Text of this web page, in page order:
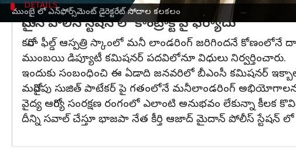
ముంబై లో ఎన్‌ఫోర్స్‌మెంట్ డైరెక్టరేట్ సోదాల కలకలం
DETAILS
మైదాన్ పోలీస్ స్టేషన్ లో కాంట్రాక్ట్ పై ఫిర్యాదు
కరోనా ఫీల్డ్ ఆస్పత్రి స్కాంలో మనీ లాండరింగ్ జరిగిందనే
ముంబయి డిప్యూటీ కమిషనర్ పదవిలోనూ విధులు నిర్వర్తించారు.
ఇందుకు సంబంధించి ఈ ఏడాది జనవరిలో బీఎంసీ కమిషనర్
మరోవైపు సుజిత్ పాటేకర్ పై గతంలోనే మనీలాండరింగ్
వైద్య ఆరోగ్య సంరక్షణ రంగంలో ఎలాంటి అనుభవం లేకున్నా కీలక కొవిడ్
దీన్ని సవాల్ చేస్తూ భాజపా నేత కీర్తి ఆజాద్ మైదాన్ పోలీస్ స్టేషన్ లో